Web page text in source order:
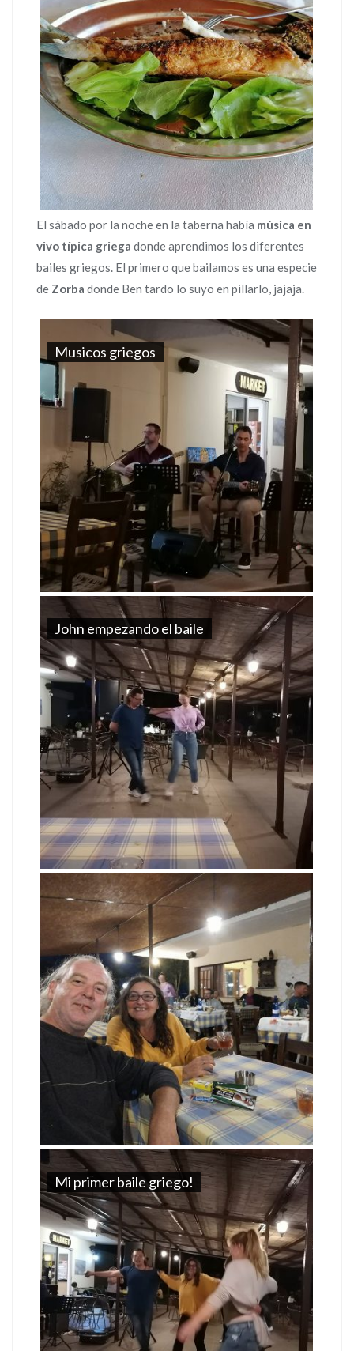
El sábado por la noche en la taberna había música en
vivo típica griega donde aprendimos los diferentes
bailes griegos. El primero que bailamos es una especie
de Zorba donde Ben tardo lo suyo en pillarlo, jajaja.
Musicos griegos
John empezando el baile
Mi primer baile griego!